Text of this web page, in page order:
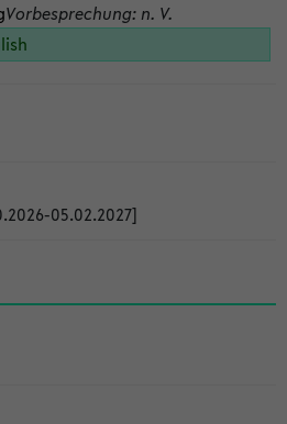
Vorbesprechung: n. V.
05.02.2027]